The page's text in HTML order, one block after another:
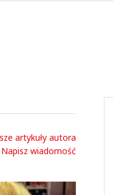
artykuły autora
Napisz wiadomość